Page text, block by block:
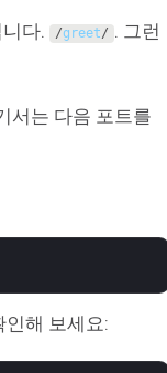
다. /greet/ . 그런
서는 다음 포트를
인해 보세요: